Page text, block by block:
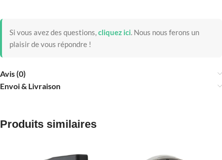
Si vous avez des questions,cliquez ici. Nous nous ferons un
plaisir de vous répondre !
Avis (0)
Envoi & Livraison
Produits similaires